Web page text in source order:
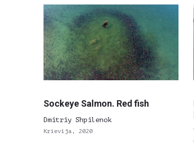
Sockeye Salmon. Red fish
Dmitriy Shpilenok
Krievija, 2020